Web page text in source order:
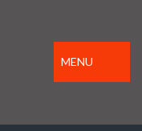
MENU